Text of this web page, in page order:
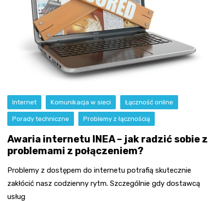
Internet Komunikacja w sieci Łączność online
Porady techniczne Problemy z łącznością
Awaria internetu INEA – jak radzić sobie z
problemami z połączeniem?
Problemy z dostępem do internetu potrafią skutecznie
zakłócić nasz codzienny rytm. Szczególnie gdy dostawcą
usług